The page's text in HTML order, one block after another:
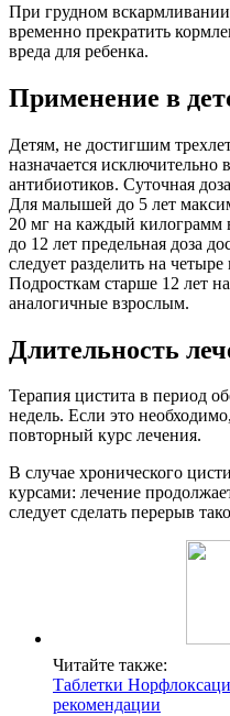
При грудном
временно прекратить
вреда для ребенка.
Применение в
Детям, не достигшим
назначается исключительно
антибиотиков. Суточная
Для малышей до 5 лет
20 мг на каждый килограмм
до 12 лет предельная доза
следует разделить на
Подросткам старше 12 лет
аналогичные взрослым.
Длительность
Терапия цистита в период
недель. Если это
повторный курс лечения.
В случае хронического
курсами: лечение
следует сделать перерыв
Читайте также:
Таблетки
рекомендации